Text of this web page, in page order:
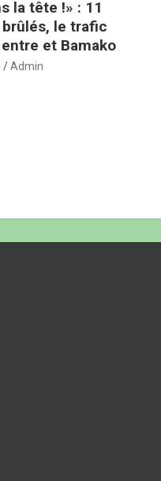
la tête !» : 11
le trafic
et Bamako
Admin